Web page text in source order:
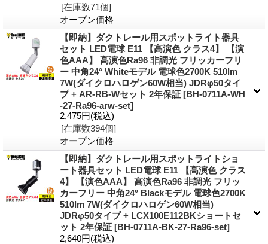
[在庫数71個]
オープン価格
【即納】ダクトレール用スポットライト器具
セット LED電球 E11 【高演色 クラス4】 【演
色AAA】 高演色Ra96 非調光 フリッカーフリ
ー 中角24° Whiteモデル 電球色2700K 510lm
7W(ダイクロハロゲン60W相当) JDRφ50タイ
プ + AR-RB-Wセット 2年保証 [BH-0711A-WH
-27-Ra96-arw-set]
2,475円(税込)
[在庫数394個]
オープン価格
【即納】ダクトレール用スポットライトショ
ート器具セット LED電球 E11 【高演色 クラス
4】 【演色AAA】 高演色Ra96 非調光 フリッ
カーフリー 中角24° Blackモデル 電球色2700K
510lm 7W(ダイクロハロゲン60W相当)
JDRφ50タイプ + LCX100E112BKショートセ
ット 2年保証 [BH-0711A-BK-27-Ra96-set]
2,640円(税込)